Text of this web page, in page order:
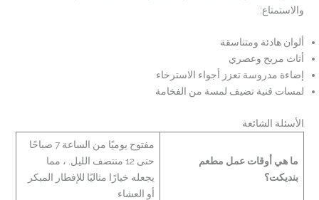
والاستمتاع:
ألوان هادئة ومتناسقة
أثاث مريح وعصري
إضاءة مدروسة تعزز أجواء الاسترخاء
لمسات فنية تضيف لمسة من الفخامة
الأسئلة الشائعة
ما هي أوقات عمل مطعم
بنديكت؟
مفتوح يوميًا من الساعة 7 صباحًا
حتى 12 منتصف الليل. ، مما
يجعله خيارًا مثاليًا للإفطار المبكر
أو العشاء